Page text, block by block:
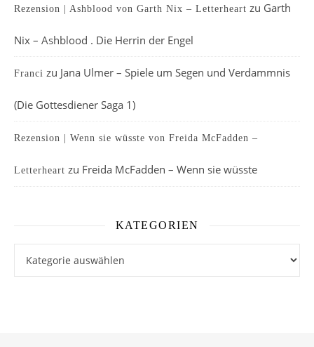
Rezension | Ashblood von Garth Nix – Letterheart zu Garth
Nix – Ashblood . Die Herrin der Engel
Franci zu Jana Ulmer – Spiele um Segen und Verdammnis
(Die Gottesdiener Saga 1)
Rezension | Wenn sie wüsste von Freida McFadden –
Letterheart zu Freida McFadden – Wenn sie wüsste
KATEGORIEN